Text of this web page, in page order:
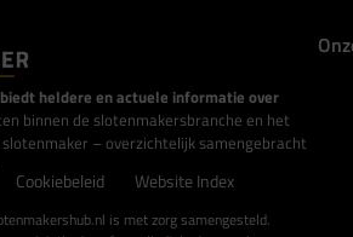
heldere en actuele informatie over
binnen de slotenmakersbranche en het
– overzichtelijk samengebracht
Cookiebeleid Website Index
is met zorg samengesteld.